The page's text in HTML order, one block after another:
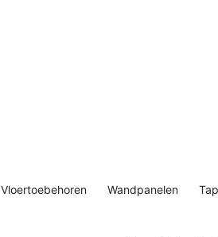
Vloertoebehoren Wandpanelen